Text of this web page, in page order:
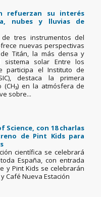
refuerzan su interés
nubes y lluvias de
tres instrumentos del
nuevas perspectivas
Titán, la más densa y
solar Entre los
participa el Instituto de
destaca la primera
en la atmósfera de
sobre...
Science, con 18 charlas
de Pint Kids para
científica se celebrará
España, con entrada
y Pint Kids se celebrarán
Café Nueva Estación